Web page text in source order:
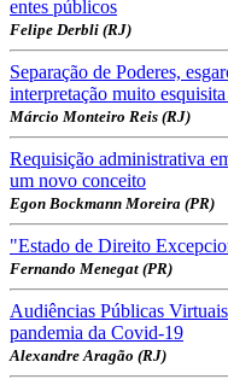
entes públicos
Felipe Derbli (RJ)
Separação de Poderes,
interpretação muito
Márcio Monteiro Reis (RJ)
Requisição administrativa
um novo conceito
Egon Bockmann Moreira (PR)
"Estado de Direito
Fernando Menegat (PR)
Audiências Públicas
pandemia da Covid-19
Alexandre Aragão (RJ)